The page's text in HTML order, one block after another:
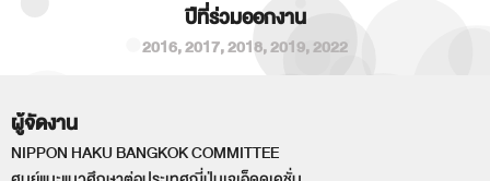
ปีที่ร่วมออกงาน
2016,2017,2018,2019,2022
ผู้จัดงาน
NIPPON HAKU BANGKOK COMMITTEE